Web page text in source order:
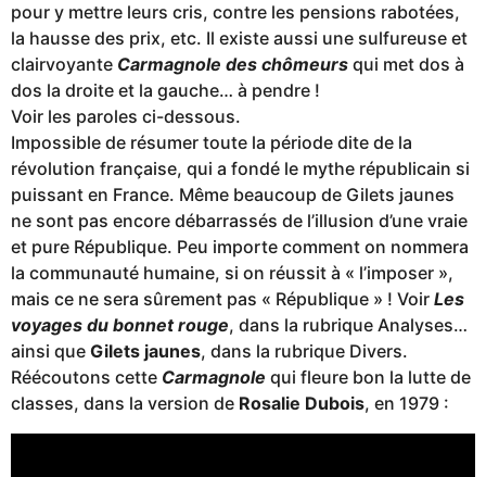
pour y mettre leurs cris, contre les pensions rabotées,
la hausse des prix, etc. Il existe aussi une sulfureuse et
clairvoyante Carmagnole des chômeurs qui met dos à
dos la droite et la gauche… à pendre !
Voir les paroles ci-dessous.
Impossible de résumer toute la période dite de la
révolution française, qui a fondé le mythe républicain si
puissant en France. Même beaucoup de Gilets jaunes
ne sont pas encore débarrassés de l’illusion d’une vraie
et pure République. Peu importe comment on nommera
la communauté humaine, si on réussit à « l’imposer »,
mais ce ne sera sûrement pas « République » ! Voir Les
voyages du bonnet rouge, dans la rubrique Analyses…
ainsi que Gilets jaunes, dans la rubrique Divers.
Réécoutons cette Carmagnole qui fleure bon la lutte de
classes, dans la version de Rosalie Dubois, en 1979 :